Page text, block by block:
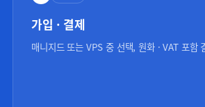
가입 · 결제
매니지드 또는 VPS 중 선택, 원화 · VAT 포함